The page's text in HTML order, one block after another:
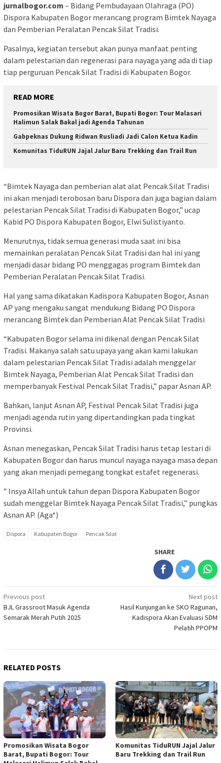
jurnalbogor.com – Bidang Pembudayaan Olahraga (PO)
Dispora Kabupaten Bogor merancang program Bimtek Nayaga
dan Pemberian Peralatan Pencak Silat Tradisi.
Pasalnya, kegiatan tersebut akan punya manfaat penting
dalam pelestarian dan regenerasi para nayaga yang ada di tiap
tiap perguruan Pencak Silat Tradisi di Kabupaten Bogor.
READ MORE
Promosikan Wisata Bogor Barat, Bupati Bogor: Tour Malasari
Halimun Salak Bakal jadi Agenda Tahunan
Gabpeknas Dukung Ridwan Rusliadi Jadi Calon Ketua Kadin
Komunitas TiduRUN Jajal Jalur Baru Trekking dan Trail Run
“Bimtek Nayaga dan pemberian alat alat Pencak Silat Tradisi
ini akan menjadi terobosan baru Dispora dan juga bagian dalam
pelestarian Pencak Silat Tradisi di Kabupaten Bogor,” ucap
Kabid PO Dispora Kabupaten Bogor, Elwi Sulistiyanto.
Menurutnya, tidak semua generasi muda saat ini bisa
memainkan peralatan Pencak Silat Tradisi dan hal ini yang
menjadi dasar bidang PO menggagas program Bimtek dan
Pemberian Peralatan Pencak Silat Tradisi.
Hal yang sama dikatakan Kadispora Kabupaten Bogor, Asnan
AP yang mengaku sangat mendukung Bidang PO Dispora
merancang Bimtek dan Pemberian Alat Pencak Silat Tradisi
“Kabupaten Bogor selama ini dikenal dengan Pencak Silat
Tradisi. Makanya salah satu upaya yang akan kami lakukan
dalam pelestarian Pencak Silat Tradisi adalah menggelar
Bimtek Nayaga, Pemberian Alat Pencak Silat Tradisi dan
memperbanyak Festival Pencak Silat Tradisi,” papar Asnan AP.
Bahkan, lanjut Asnan AP, Festival Pencak Silat Tradisi juga
menjadi agenda rutin yang dipertandingkan pada tingkat
Provinsi.
Asnan menegaskan, Pencak Silat Tradisi harus tetap lestari di
Kabupaten Bogor dan harus muncul nayaga nayaga masa depan
yang akan menjadi pemegang tongkat estafet regenerasi.
” Insya Allah untuk tahun depan Dispora Kabupaten Bogor
sudah menggelar Bimtek Nayaga Pencak Silat Tradisi,” pungkas
Asnan AP. (Aga*)
Dispora Kabupaten Bogor Pencak Silat
SHARE
Post
navigation
Previous post
BJL Grassroot Masuk Agenda
Semarak Merah Putih 2025
Next post
Hasil Kunjungan ke SKO Ragunan,
Kadispora Akan Evaluasi SDM
Pelatih PPOPM
RELATED POSTS
Promosikan Wisata Bogor
Barat, Bupati Bogor: Tour
Komunitas TiduRUN Jajal Jalur
Baru Trekking dan Trail Run